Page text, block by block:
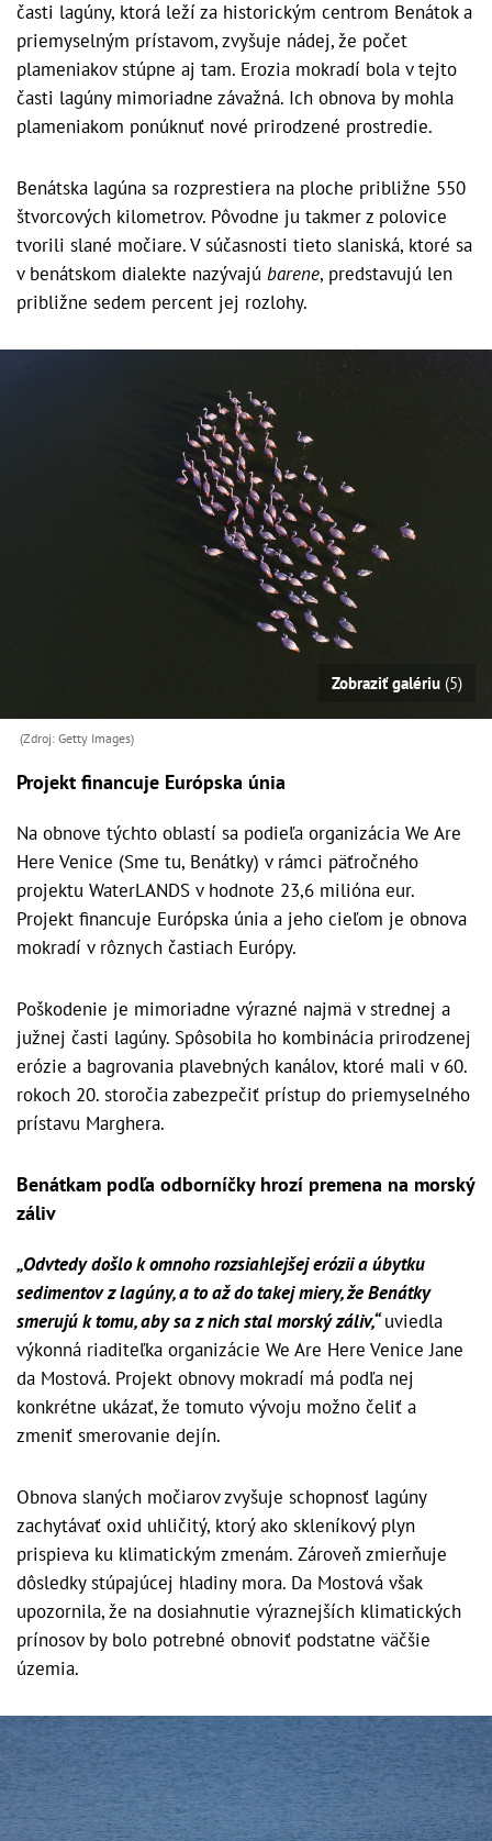
časti lagúny, ktorá leží za historickým centrom Benátok a
priemyselným prístavom, zvyšuje nádej, že počet
plameniakov stúpne aj tam. Erozia mokradí bola v tejto
časti lagúny mimoriadne závažná. Ich obnova by mohla
plameniakom ponúknuť nové prirodzené prostredie.
Benátska lagúna sa rozprestiera na ploche približne 550
štvorcových kilometrov. Pôvodne ju takmer z polovice
tvorili slané močiare. V súčasnosti tieto slaniská, ktoré sa
v benátskom dialekte nazývajú barene, predstavujú len
približne sedem percent jej rozlohy.
Zobraziť galériu (5)
(Zdroj: Getty Images)
Projekt financuje Európska únia
Na obnove týchto oblastí sa podieľa organizácia We Are
Here Venice (Sme tu, Benátky) v rámci päťročného
projektu WaterLANDS v hodnote 23,6 milióna eur.
Projekt financuje Európska únia a jeho cieľom je obnova
mokradí v rôznych častiach Európy.
Poškodenie je mimoriadne výrazné najmä v strednej a
južnej časti lagúny. Spôsobila ho kombinácia prirodzenej
erózie a bagrovania plavebných kanálov, ktoré mali v 60.
rokoch 20. storočia zabezpečiť prístup do priemyselného
prístavu Marghera.
Benátkam podľa odborníčky hrozí premena na morský
záliv
„Odvtedy došlo k omnoho rozsiahlejšej erózii a úbytku
sedimentov z lagúny, a to až do takej miery, že Benátky
smerujú k tomu, aby sa z nich stal morský záliv,“ uviedla
výkonná riaditeľka organizácie We Are Here Venice Jane
da Mostová. Projekt obnovy mokradí má podľa nej
konkrétne ukázať, že tomuto vývoju možno čeliť a
zmeniť smerovanie dejín.
Obnova slaných močiarov zvyšuje schopnosť lagúny
zachytávať oxid uhličitý, ktorý ako skleníkový plyn
prispieva ku klimatickým zmenám. Zároveň zmierňuje
dôsledky stúpajúcej hladiny mora. Da Mostová však
upozornila, že na dosiahnutie výraznejších klimatických
prínosov by bolo potrebné obnoviť podstatne väčšie
územia.